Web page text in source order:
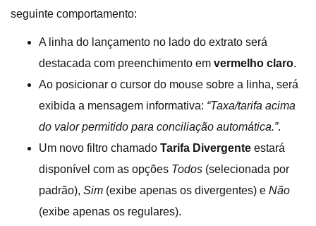
seguinte comportamento:
A linha do lançamento no lado do extrato será
destacada com preenchimento em vermelho claro.
Ao posicionar o cursor do mouse sobre a linha, será
exibida a mensagem informativa: “Taxa/tarifa acima
do valor permitido para conciliação automática.”.
Um novo filtro chamado Tarifa Divergente estará
disponível com as opções Todos (selecionada por
padrão), Sim (exibe apenas os divergentes) e Não
(exibe apenas os regulares).